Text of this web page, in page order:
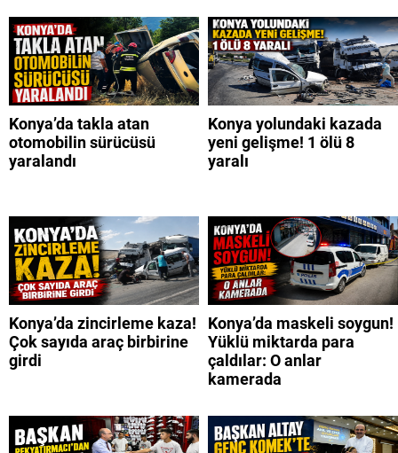
Konya’da takla atan
otomobilin sürücüsü
yaralandı
Konya yolundaki kazada
yeni gelişme! 1 ölü 8
yaralı
Konya’da zincirleme kaza!
Çok sayıda araç birbirine
girdi
Konya’da maskeli soygun!
Yüklü miktarda para
çaldılar: O anlar
kamerada